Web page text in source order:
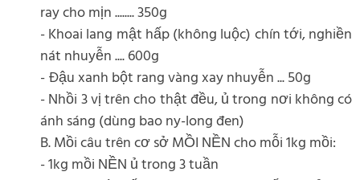
ray cho mịn ........ 350g
- Khoai lang mật hấp (không luộc) chín tới, nghiền
nát nhuyễn .... 600g
- Đậu xanh bột rang vàng xay nhuyễn ... 50g
- Nhồi 3 vị trên cho thật đều, ủ trong nơi không có
ánh sáng (dùng bao ny-long đen)
B. Mồi câu trên cơ sở MỒI NỀN cho mỗi 1kg mồi:
- 1kg mồi NỀN ủ trong 3 tuần